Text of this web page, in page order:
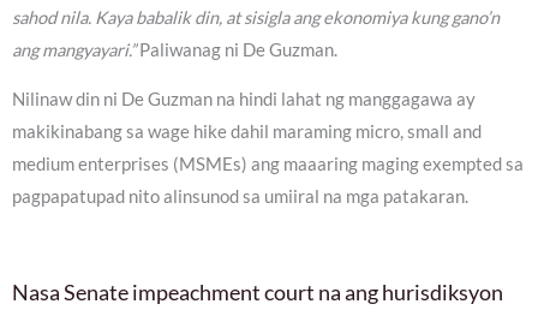
sahod nila. Kaya babalik din, at sisigla ang ekonomiya kung gano’n
ang mangyayari.”Paliwanag ni De Guzman.
Nilinaw din ni De Guzman na hindi lahat ng manggagawa ay
makikinabang sa wage hike dahil maraming micro, small and
medium enterprises (MSMEs) ang maaaring maging exempted sa
pagpapatupad nito alinsunod sa umiiral na mga patakaran.
Nasa Senate impeachment court na ang hurisdiksyon